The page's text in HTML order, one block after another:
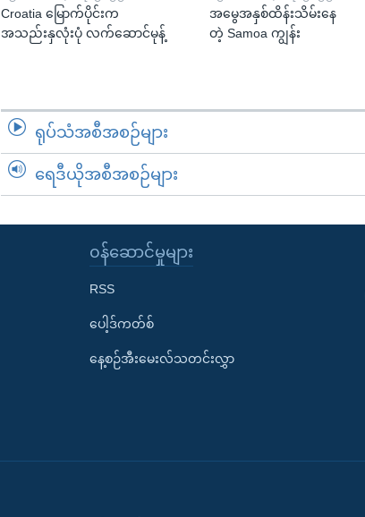
Croatia မြောက်ပိုင်းက
အသည်းနှလုံးပုံ လက်ဆောင်မုန့်
အမွေအနှစ်ထိန်းသိမ်းနေ
တဲ့ Samoa ကျွန်း
ရုပ်သံအစီအစဉ်များ
ရေဒီယိုအစီအစဉ်များ
၀န်ဆောင်မှုများ
RSS
ပေါ့ဒ်ကတ်စ်
နေ့စဉ်အီးမေးလ်သတင်းလွှာ